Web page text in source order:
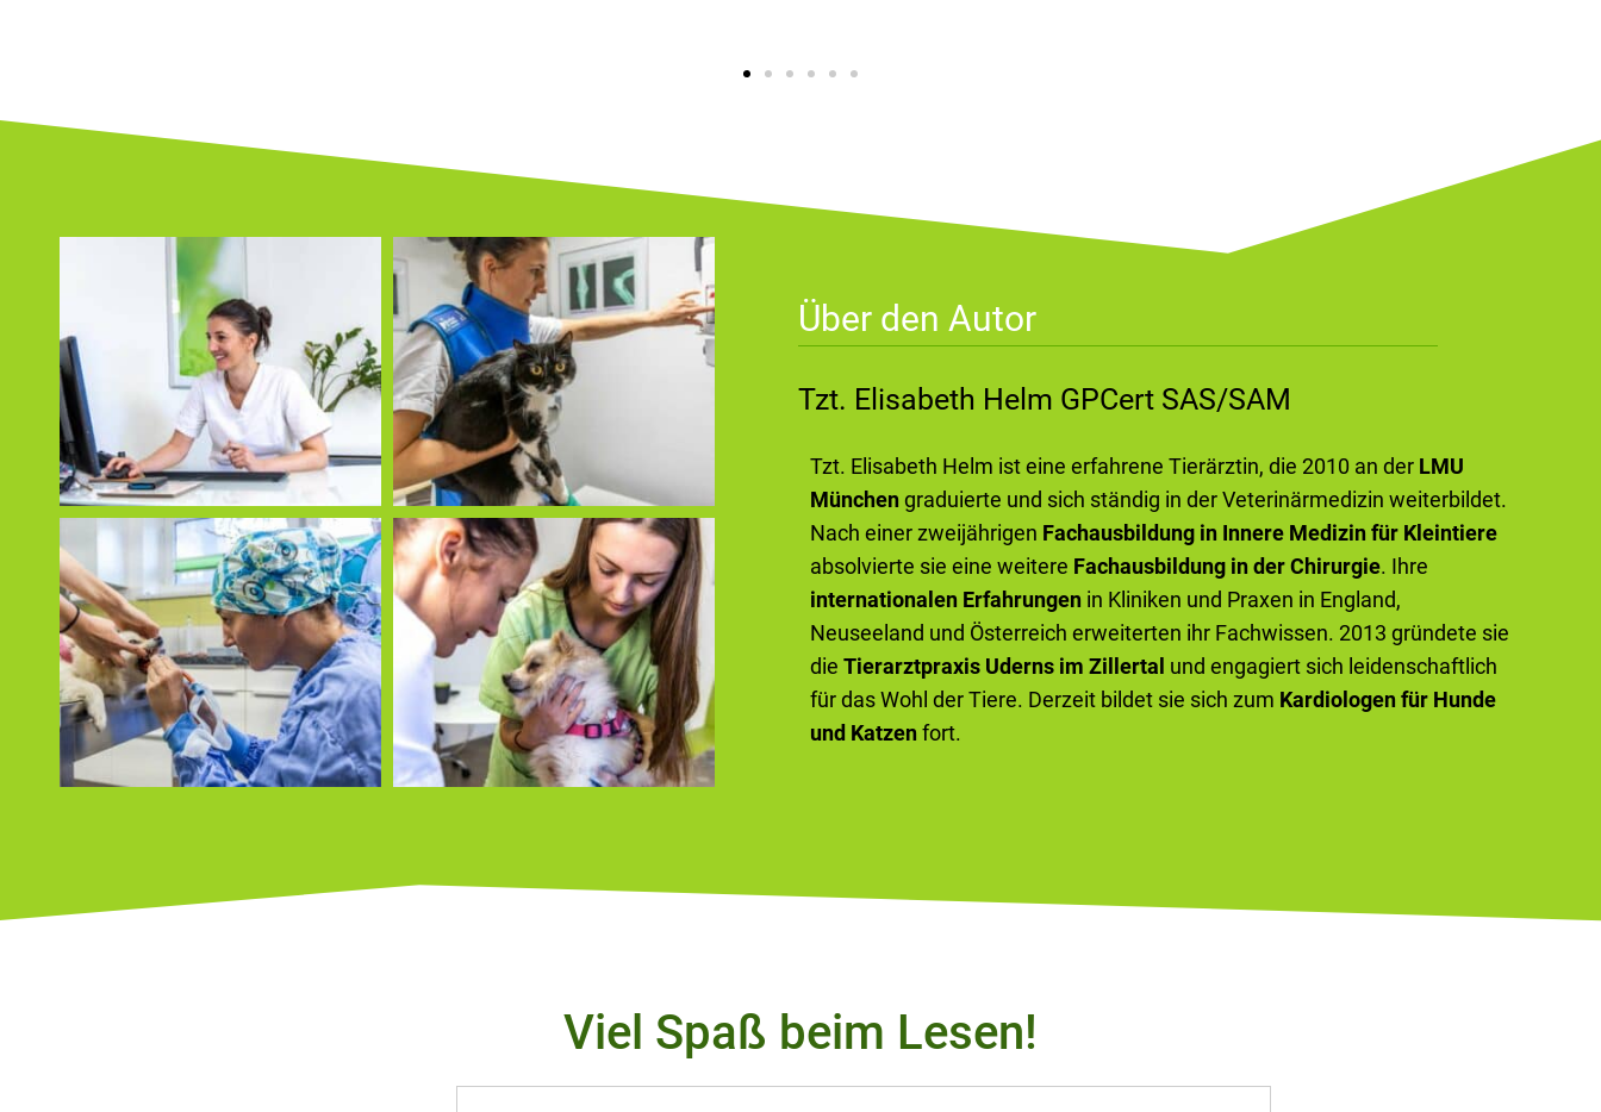
Über den Autor
Tzt. Elisabeth Helm GPCert SAS/SAM
Tzt. Elisabeth Helm ist eine erfahrene Tierärztin, die 2010 an der LMU
Münchengraduierte und sich ständig in der Veterinärmedizin weiterbildet.
Nach einer zweijährigen Fachausbildung in Innere Medizin für Kleintiere
absolvierte sie eine weitere Fachausbildung in der Chirurgie. Ihre
internationalen Erfahrungen in Kliniken und Praxen in England,
Neuseeland und Österreich erweiterten ihr Fachwissen. 2013 gründete sie
die Tierarztpraxis Uderns im Zillertal und engagiert sich leidenschaftlich
für das Wohl der Tiere. Derzeit bildet sie sich zum Kardiologen für Hunde
und Katzenfort.
Viel Spaß beim Lesen!